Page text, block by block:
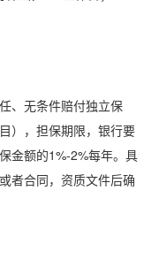
、无条件赔付独立保
），担保期限，银行要
金额的1%-2%每年。具
者合同，资质文件后确